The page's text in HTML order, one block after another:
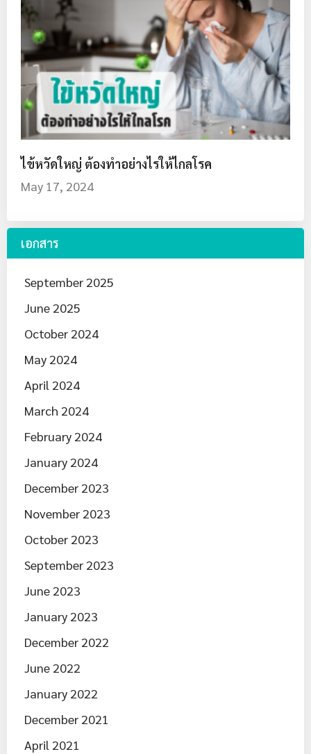
ไข้หวัดใหญ่ ต้องทำอย่างไรให้ไกลโรค
May 17, 2024
เอกสาร
September 2025
June 2025
October 2024
May 2024
April 2024
March 2024
February 2024
January 2024
December 2023
November 2023
October 2023
September 2023
June 2023
January 2023
December 2022
June 2022
January 2022
December 2021
April 2021